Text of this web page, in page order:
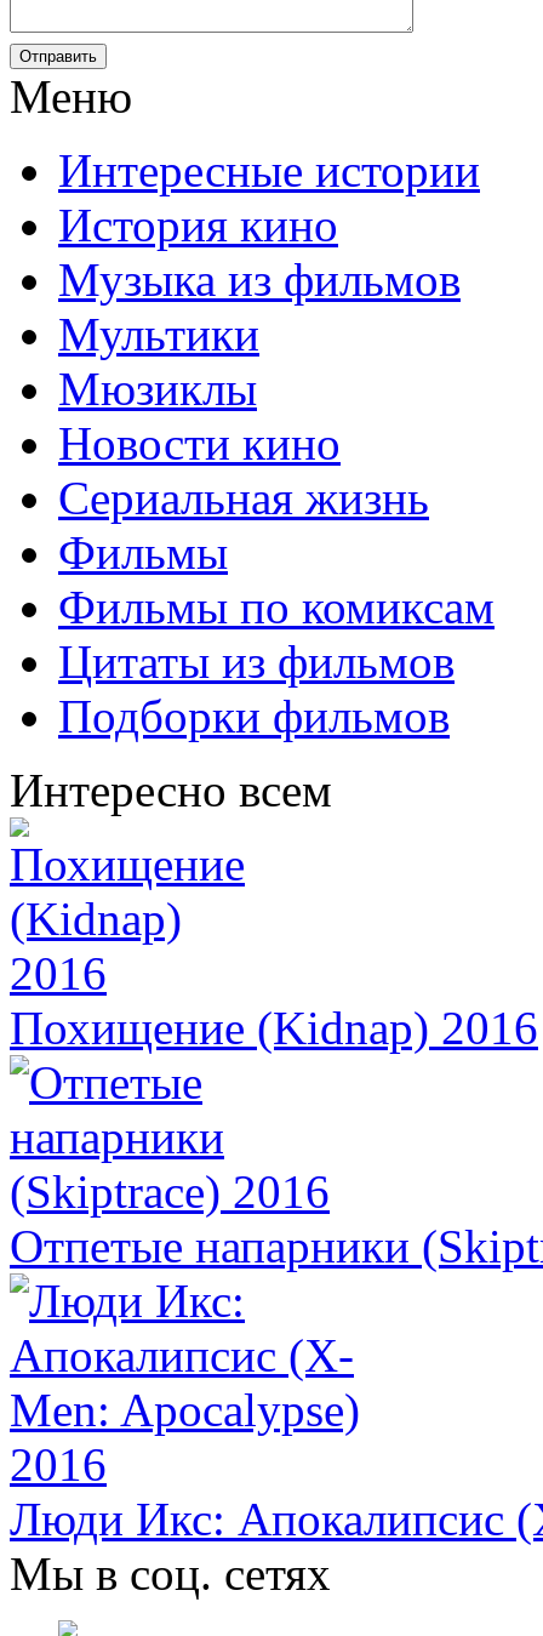
Отправить
Меню
Интересные истории
История кино
Музыка из фильмов
Мультики
Мюзиклы
Новости кино
Сериальная жизнь
Фильмы
Фильмы по комиксам
Цитаты из фильмов
Подборки фильмов
Интересно всем
Похищение (Kidnap) 2016
Отпетые напарники
Люди Икс: Апокалипсис
Мы в соц. сетях